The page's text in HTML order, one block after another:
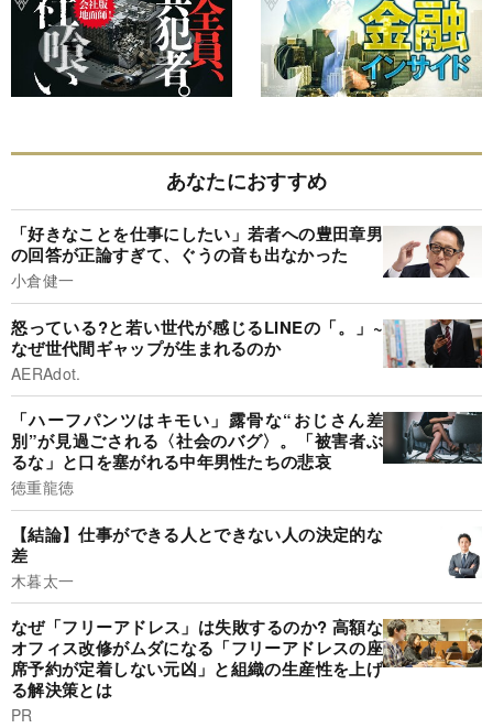
あなたにおすすめ
「好きなことを仕事にしたい」若者への豊田章男
の回答が正論すぎて、ぐうの音も出なかった
小倉健一
怒っている?と若い世代が感じるLINEの「。」~
なぜ世代間ギャップが生まれるのか
AERAdot.
「ハーフパンツはキモい」露骨な“おじさん差
別”が見過ごされる〈社会のバグ〉。「被害者ぶ
るな」と口を塞がれる中年男性たちの悲哀
徳重龍徳
【結論】仕事ができる人とできない人の決定的な
差
木暮太一
なぜ「フリーアドレス」は失敗するのか? 高額な
オフィス改修がムダになる「フリーアドレスの座
席予約が定着しない元凶」と組織の生産性を上げ
る解決策とは
PR